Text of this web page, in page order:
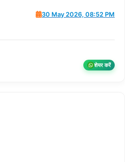
30 May 2026, 08:52 PM
शेयर करें